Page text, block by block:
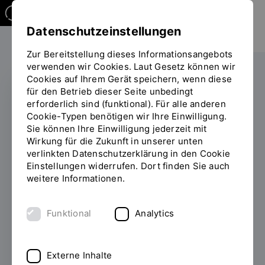
CHE-RANKING
Master Informatik der
OTH Regensburg führt
bayernweit
13.12.2024Im aktuellen Masterranking des
CHE Centrum für Hochschulentwicklung
der OTH Regensburg Bestnoten. Besonders
Datenschutzeinstellungen
Zur Bereitstellung dieses Informationsangebots
verwenden wir Cookies. Laut Gesetz können wir
Cookies auf Ihrem Gerät speichern, wenn diese
für den Betrieb dieser Seite unbedingt
erforderlich sind (funktional). Für alle anderen
Cookie-Typen benötigen wir Ihre Einwilligung.
Sie können Ihre Einwilligung jederzeit mit
Wirkung für die Zukunft in unserer unten
verlinkten Datenschutzerklärung in den Cookie
Einstellungen widerrufen. Dort finden Sie auch
weitere Informationen.
Funktional Analytics
Externe Inhalte